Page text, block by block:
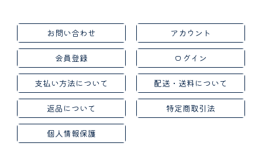
お問い合わせ アカウント
会員登録 ログイン
支払い方法について 配送・送料について
返品について 特定商取引法
個人情報保護